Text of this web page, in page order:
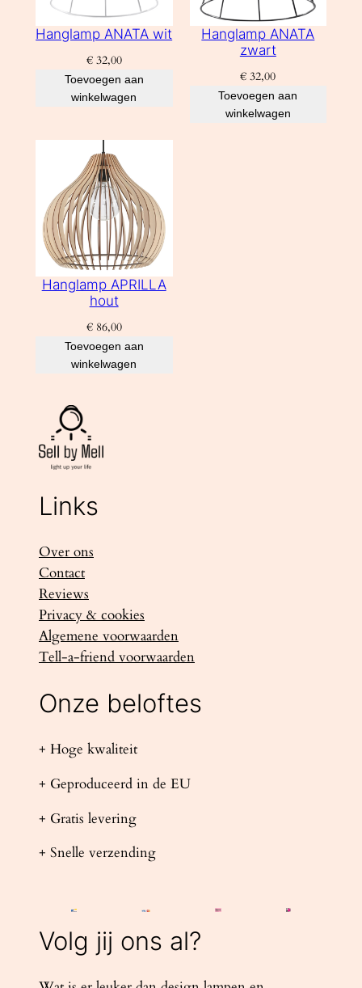
Hanglamp ANATA wit
€32,00
Toevoegen aan
winkelwagen
Hanglamp ANATA
zwart
€ 32,00
Toevoegen aan
winkelwagen
Hanglamp APRILLA
hout
€86,00
Toevoegen aan
winkelwagen
Links
Over ons
Contact
Reviews
Privacy & cookies
Algemene voorwaarden
Tell-a-friend voorwaarden
Onze beloftes
+ Hoge kwaliteit
+ Geproduceerd in de EU
+ Gratis levering
+ Snelle verzending
Volg jij ons al?